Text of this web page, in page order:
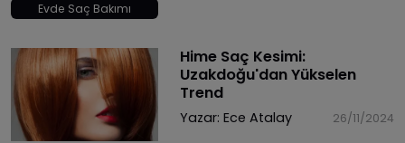
Evde Saç Bakımı
Hime Saç Kesimi:
Uzakdoğu'dan Yükselen
Trend
Yazar: Ece Atalay 26/11/2024